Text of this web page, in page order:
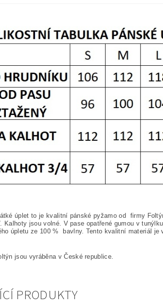
úplet to je kvalitní pánské pyžamo od firmy
Kalhoty jsou volné. V pase opatřené gumou v
úpletu ze 100 % bavlny. Tento kvalitní materiál
jsou vyráběna v České republice.
PRODUKTY